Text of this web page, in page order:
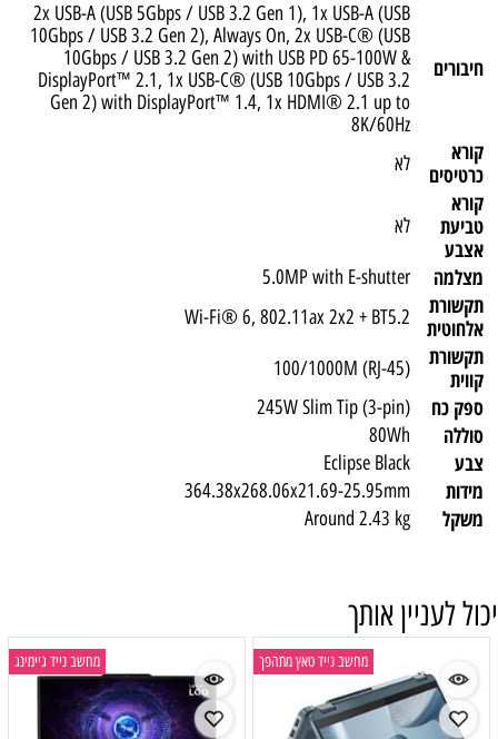
חיבורים
2x USB-A (USB 5Gbps / USB 3.2 Gen 1), 1x USB-A (USB
10Gbps / USB 3.2 Gen 2), Always On, 2x USB-C® (USB
10Gbps / USB 3.2 Gen 2) with USB PD 65-100W &
DisplayPort™ 2.1, 1x USB-C® (USB 10Gbps / USB 3.2
Gen 2) with DisplayPort™ 1.4, 1x HDMI® 2.1 up to
8K/60Hz
קורא
כרטיסים
לא
קורא
טביעת
אצבע
לא
מצלמה 5.0MP with E-shutter
תקשורת
אלחוטית
Wi-Fi® 6, 802.11ax 2x2 + BT5.2
תקשורת
קווית
100/1000M (RJ-45)
ספק כח 245W Slim Tip (3-pin)
סוללה 80Wh
צבע Eclipse Black
מידות 364.38x268.06x21.69-25.95mm
משקל Around 2.43 kg
יכול לעניין אותך
מחשב נייד טאץ מתהפך מחשב נייד גיימינג